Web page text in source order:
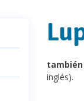
inglés).